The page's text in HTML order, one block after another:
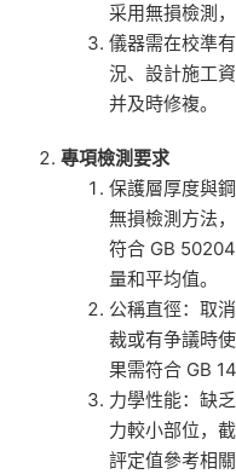
采用無損檢測
儀器需在校準
況、設計施工
并及時修複。
專項檢測要求
保護層厚度與
無損檢測方法
符合 GB
量和平均值。
公稱直徑：取
裁或有争議時
果需符合 GB
力學性能：缺
力較小部位，
評定值參考相關